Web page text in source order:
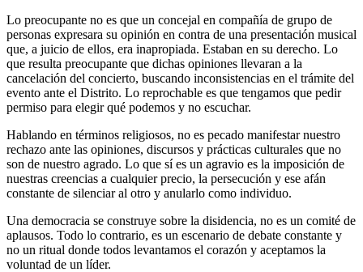
Lo preocupante no es que un concejal en compañía de grupo de
personas expresara su opinión en contra de una presentación musical
que, a juicio de ellos, era inapropiada. Estaban en su derecho. Lo
que resulta preocupante que dichas opiniones llevaran a la
cancelación del concierto, buscando inconsistencias en el trámite del
evento ante el Distrito. Lo reprochable es que tengamos que pedir
permiso para elegir qué podemos y no escuchar.
Hablando en términos religiosos, no es pecado manifestar nuestro
rechazo ante las opiniones, discursos y prácticas culturales que no
son de nuestro agrado. Lo que sí es un agravio es la imposición de
nuestras creencias a cualquier precio, la persecución y ese afán
constante de silenciar al otro y anularlo como individuo.
Una democracia se construye sobre la disidencia, no es un comité de
aplausos. Todo lo contrario, es un escenario de debate constante y
no un ritual donde todos levantamos el corazón y aceptamos la
voluntad de un líder.